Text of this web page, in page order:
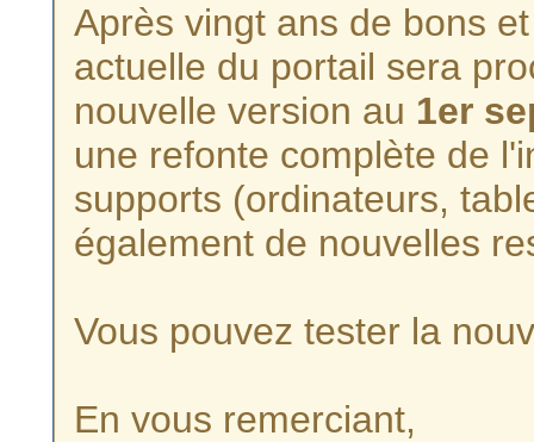
Après vingt ans de bons
actuelle du portail sera
nouvelle version au 1er
une refonte complète de
supports (ordinateurs,
également de nouvelles
Vous pouvez tester la
En vous remerciant,